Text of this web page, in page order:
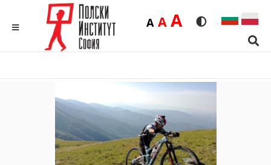
Rozmiar
ADomyślna
AŚrednia
ADużaWersja